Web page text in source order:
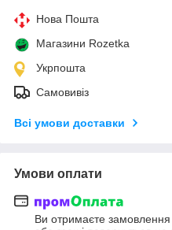
Нова Пошта
Магазини Rozetka
Укрпошта
Самовивіз
Всі умови доставки
Умови оплати
Ви отримаєте замовлення